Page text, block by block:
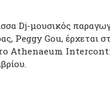
Dj-μουσικός
Peggy Gou, έρχεται
Athenaeum